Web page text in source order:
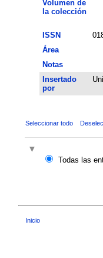
Volumen de
la colección
ISSN
Área
Notas
Insertado
por
Seleccionar todo
Todas las
Inicio